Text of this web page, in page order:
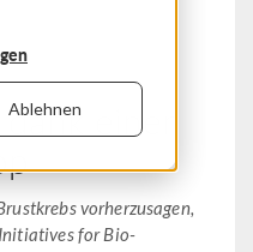
Ablehneneiner
vorherzusagen,
for Bio-